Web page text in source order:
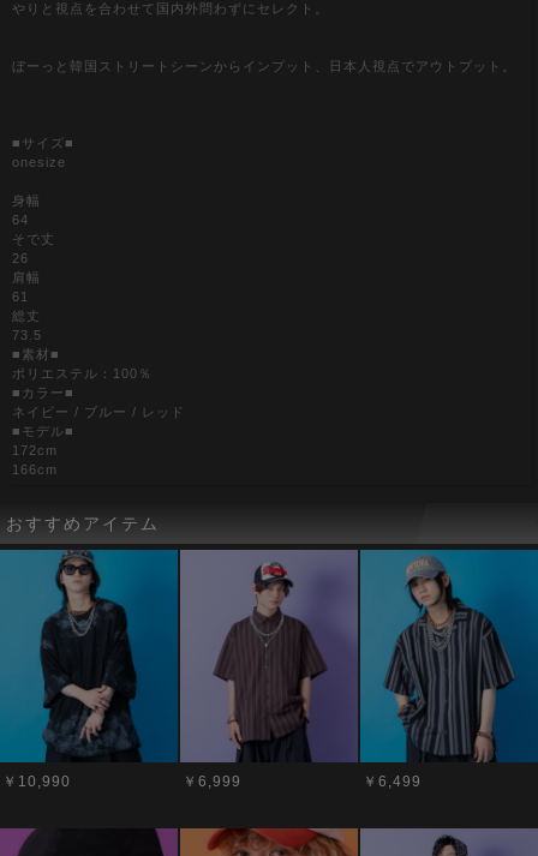
やりと視点を合わせて国内外問わずにセレクト。
ぼーっと韓国ストリートシーンからインプット、日本人視点でアウトプット。
■サイズ■
onesize
身幅
64
そで丈
26
肩幅
61
総丈
73.5
■素材■
ポリエステル：100％
■カラー■
ネイビー / ブルー / レッド
■モデル■
172cm
166cm
おすすめアイテム
￥10,990 ￥6,999 ￥6,499